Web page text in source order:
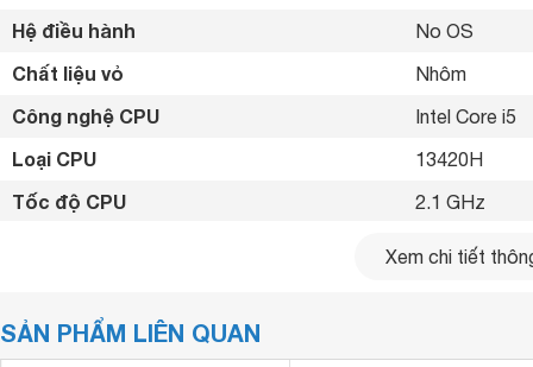
2
0đánh giá
Chia sẻ nhận xét về sản phẩm
Viết nhận xét của bạn
Gửi bình luận
Hệ điều hành No OS
Chất liệu vỏ Nhôm
Công nghệ CPU Intel Core i5
Loại CPU 13420H
Tốc độ CPU 2.1 GHz
4.6 GHz
Dung lượng RAM
Xem chi tiết
SẢN PHẨM LIÊN QUAN